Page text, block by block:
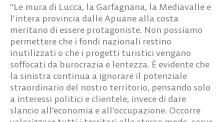
“Le mura di Lucca, la Garfagnana, la Mediavalle e
l’intera provincia dalle Apuane alla costa
meritano di essere protagoniste. Non possiamo
permettere che i fondi nazionali restino
inutilizzati o che i progetti turistici vengano
soffocati da burocrazia e lentezza. È evidente che
la sinistra continua a ignorare il potenziale
straordinario del nostro territorio, pensando solo
a interessi politici e clientele, invece di dare
slancio all’economia e all’occupazione. Occorre